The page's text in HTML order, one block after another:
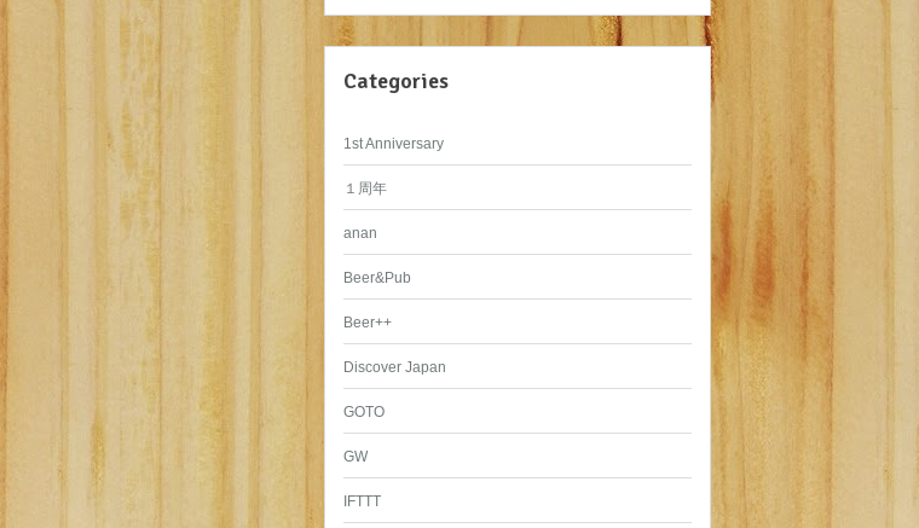
Categories
1st Anniversary
１周年
anan
Beer&Pub
Beer++
Discover Japan
GOTO
GW
IFTTT